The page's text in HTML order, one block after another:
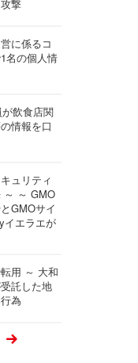
撃
に係るコ
名の個人情
飲食店関
情報を口
ュリティ
～ ～ GMO
GMOサイ
イエラエが
用 ～ 大和
託した地
為